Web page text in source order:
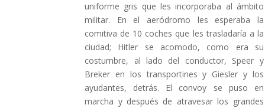
uniforme gris que les incorporaba al ámbito
militar. En el aeródromo les esperaba la
comitiva de 10 coches que les trasladaría a la
ciudad; Hitler se acomodo, como era su
costumbre, al lado del conductor, Speer y
Breker en los transportines y Giesler y los
ayudantes, detrás. El convoy se puso en
marcha y después de atravesar los grandes